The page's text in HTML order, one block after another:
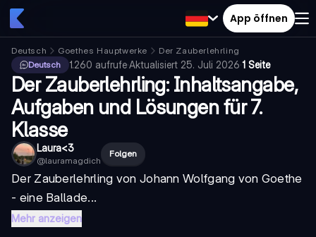
App öffnen
Deutsch Goethes Hauptwerke
Der Zauberlehrling
Deutsch
1.260 aufrufe·Aktualisiert 25. Juli 2026·1 Seite
Der Zauberlehrling: Inhaltsangabe,
Aufgaben und Lösungen für 7.
Klasse
Laura<3
@lauramagdich
Folgen
Der Zauberlehrling von Johann Wolfgang von Goethe
- eine Ballade...
Mehr anzeigen